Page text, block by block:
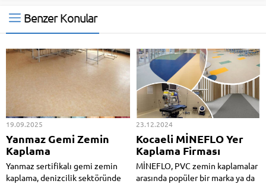
Benzer Konular
19.09.2025
Yanmaz Gemi Zemin
Kaplama
Yanmaz sertifikalı gemi zemin
kaplama, denizcilik sektöründe
23.12.2024
Kocaeli MİNEFLO Yer
Kaplama Firması
MİNEFLO, PVC zemin kaplamalar
arasında popüler bir marka ya da